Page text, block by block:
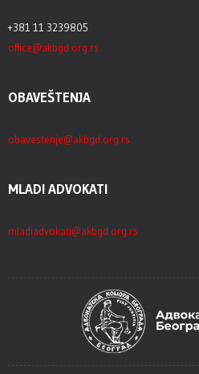
+381 11 3239805
office@akbgd.org.rs
OBAVEŠTENJA
obavestenje@akbgd.org.rs
MLADI ADVOKATI
mladiadvokati@akbgd.org.rs